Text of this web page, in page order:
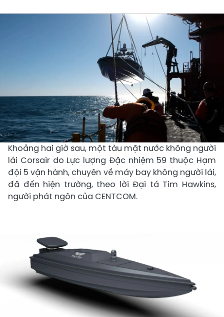
Khoảng hai giờ sau, một tàu mặt nước không người
lái Corsair do Lực lượng Đặc nhiệm 59 thuộc Hạm
đội 5 vận hành, chuyên về máy bay không người lái,
đã đến hiện trường, theo lời Đại tá Tim Hawkins,
người phát ngôn của CENTCOM.